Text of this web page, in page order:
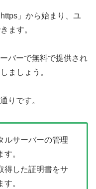
」から始まり、ユ
ます。
バーで無料で提供され
ましょう。
りです。
ルサーバーの管理
。
得した証明書をサ
。